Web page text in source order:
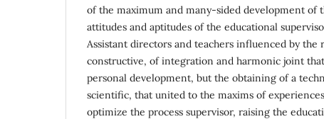
of the maximum and many-sided development of
attitudes and aptitudes of the educational
Assistant directors and teachers influenced by the
constructive, of integration and harmonic joint
personal development, but the obtaining of a
scientific, that united to the maxims of
optimize the process supervisor, raising the